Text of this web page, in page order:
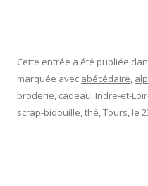
Cette entrée a été publiée
marquée avec abécédaire,
broderie, cadeau, Indre-et-
scrap-bidouille,thé,Tours, le